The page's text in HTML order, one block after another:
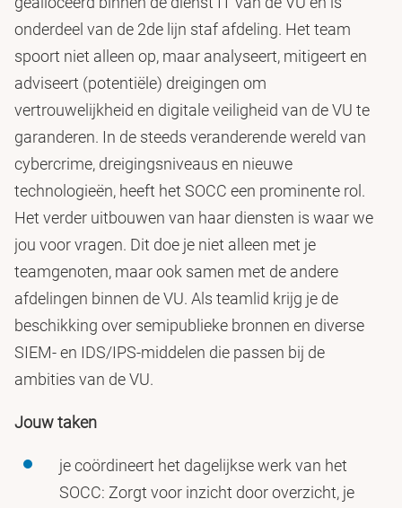
onderdeel van de 2de lijn staf afdeling. Het team
spoort niet alleen op, maar analyseert, mitigeert en
adviseert (potentiële) dreigingen om
vertrouwelijkheid en digitale veiligheid van de VU te
garanderen. In de steeds veranderende wereld van
cybercrime, dreigingsniveaus en nieuwe
technologieën, heeft het SOCC een prominente rol.
Het verder uitbouwen van haar diensten is waar we
jou voor vragen. Dit doe je niet alleen met je
teamgenoten, maar ook samen met de andere
afdelingen binnen de VU. Als teamlid krijg je de
beschikking over semipublieke bronnen en diverse
SIEM- en IDS/IPS-middelen die passen bij de
ambities van de VU.
Jouw taken
je coördineert het dagelijkse werk van het
SOCC: Zorgt voor inzicht door overzicht, je